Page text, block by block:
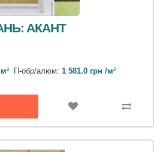
АКАНТ
П-обр/алюм: 1 581.0 грн /м²